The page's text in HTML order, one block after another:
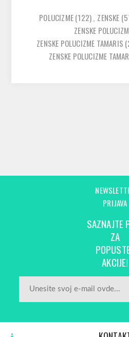
POLUCIZME(122), ZENSKE
ZENSKE
ZENSKE POLUCIZME TAMARIS
ZENSKE POLUCIZME
PRIJAVA
SAZNAJTE
ZA
AKCIJE!